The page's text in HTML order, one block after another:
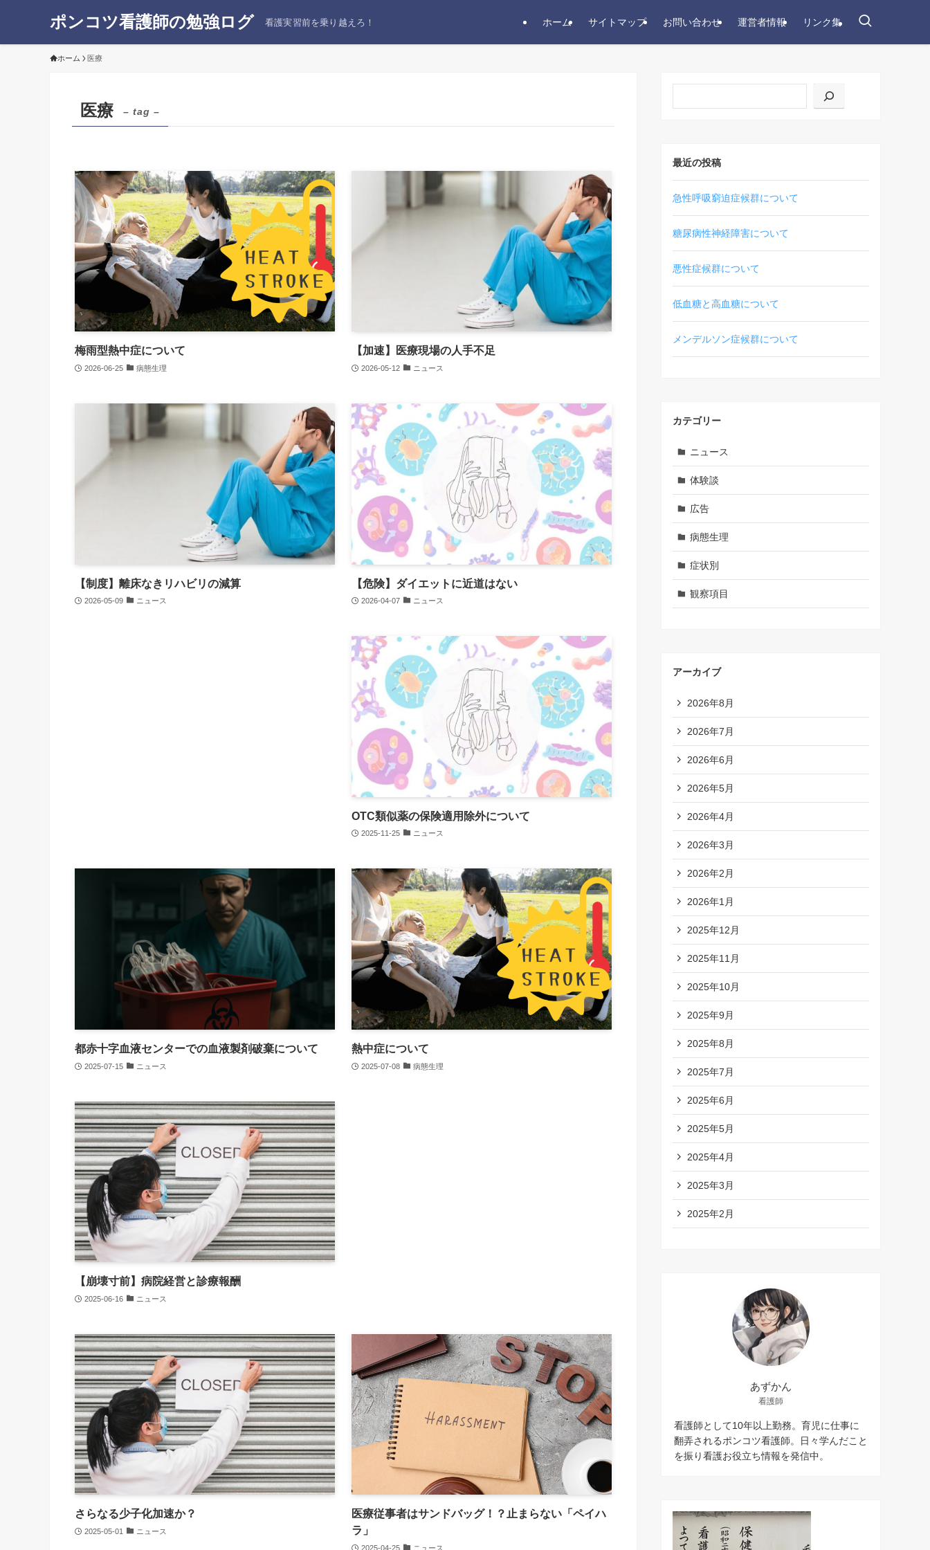
ポンコツ看護師の勉強ログ 看護実習前を乗り越えろ！ ホーム サイトマップ お問い合わせ 運営者情報 リンク集
ホーム 医療
医療 – tag –
梅雨型熱中症について
2026-06-25 病態生理
【加速】医療現場の人手不足
2026-05-12 ニュース
【制度】離床なきリハビリの減算
2026-05-09 ニュース
【危険】ダイエットに近道はない
2026-04-07 ニュース
OTC類似薬の保険適用除外について
2025-11-25 ニュース
都赤十字血液センターでの血液製剤破棄について
2025-07-15 ニュース
熱中症について
2025-07-08 病態生理
【崩壊寸前】病院経営と診療報酬
2025-06-16 ニュース
さらなる少子化加速か？
2025-05-01 ニュース
医療従事者はサンドバッグ！？止まらない「ペイハ
ラ」
2025-04-25 ニュース
最近の投稿
急性呼吸窮迫症候群について
糖尿病性神経障害について
悪性症候群について
低血糖と高血糖について
メンデルソン症候群について
カテゴリー
ニュース
体験談
広告
病態生理
症状別
観察項目
アーカイブ
2026年8月
2026年7月
2026年6月
2026年5月
2026年4月
2026年3月
2026年2月
2026年1月
2025年12月
2025年11月
2025年10月
2025年9月
2025年8月
2025年7月
2025年6月
2025年5月
2025年4月
2025年3月
2025年2月
あずかん
看護師
看護師として10年以上勤務。育児に仕事に
翻弄されるポンコツ看護師。日々学んだこと
を振り看護お役立ち情報を発信中。